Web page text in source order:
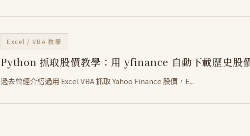
Excel / VBA 教學
Python 抓取股價教學：用 yfinance 自動下載歷史股
過去曾經介紹過用 Excel VBA 抓取 Yahoo Finance 股價，E...